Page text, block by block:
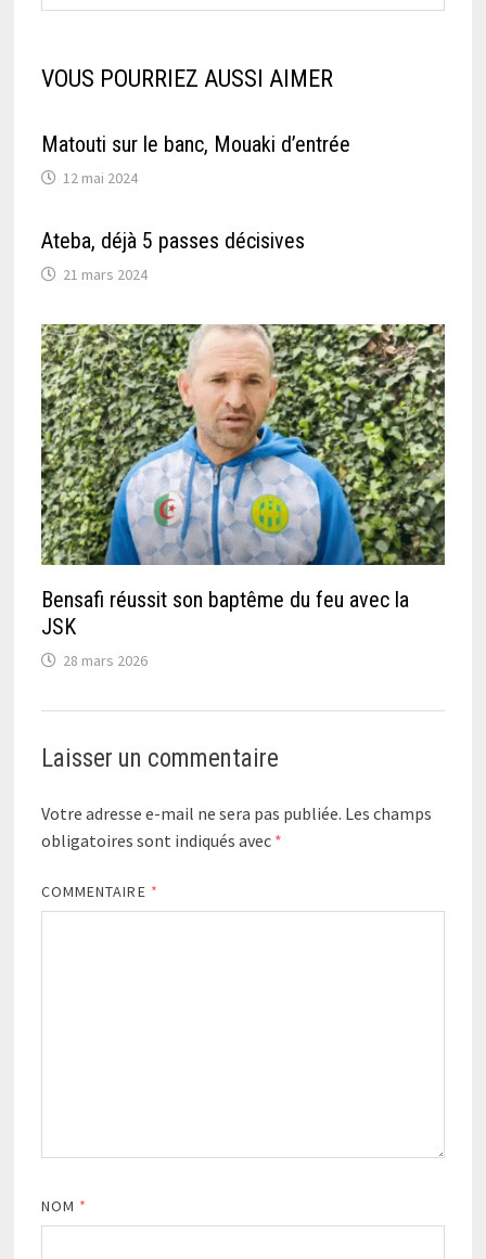
VOUS POURRIEZ AUSSI AIMER
Matouti sur le banc, Mouaki d’entrée
12 mai 2024
Ateba, déjà 5 passes décisives
21 mars 2024
Bensafi réussit son baptême du feu avec la
JSK
28 mars 2026
Laisser un commentaire
Votre adresse e-mail ne sera pas publiée. Les champs
obligatoires sont indiqués avec *
COMMENTAIRE *
NOM *